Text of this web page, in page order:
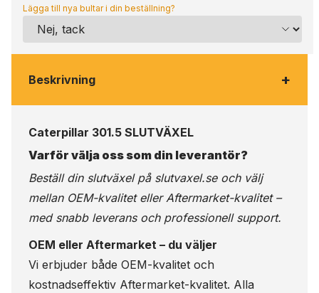
Lägga till nya bultar i din beställning?
Beskrivning +
Caterpillar 301.5 SLUTVÄXEL
Varför välja oss som din leverantör?
Beställ din slutväxel på slutvaxel.seoch välj
mellan OEM-kvalitet eller Aftermarket-kvalitet –
med snabb leverans och professionell support.
OEM eller Aftermarket – du väljer
Vi erbjuder både OEM-kvalitet och
kostnadseffektiv Aftermarket-kvalitet. Alla